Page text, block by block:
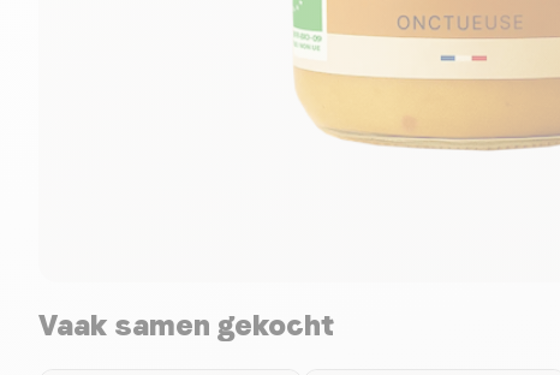
Vaak samen gekocht